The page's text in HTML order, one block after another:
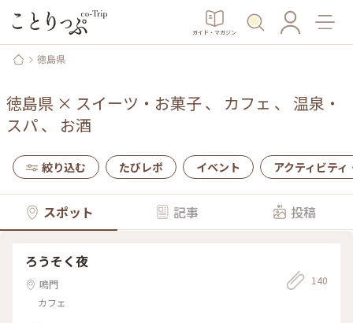
ガイド・マガジン
徳島県
徳島県 × スイーツ・お菓子、 カフェ 、 温泉・
スパ、 お酒
絞り込む たびレポ イベント アクティビティ
スポット 記事 投稿
ろうそく夜
鳴門
カフェ
140